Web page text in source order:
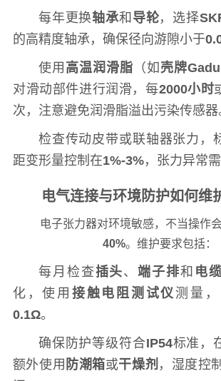
每年更换轴承和 导轮，选择
的高精度轴承，确保径向游隙小于
使用 高温润滑脂 （如壳牌
对滑动部件进行润滑，每2000小时
次，注意避免润滑脂溢出污染传感器
检查传动皮带或联轴器张力，
距变形量控制在1%-3%，张力异常需
电气连接与环境防护如何维
电子张力器对环境敏感，不当操作
40%。维护要求包括：
每月检查插头、 端子排和 电缆
化，使用 接触电阻测试仪 测量
0.1Ω。
确保防护等级符合IP54标准，
额外使用 防潮箱或干燥剂 ，湿度控